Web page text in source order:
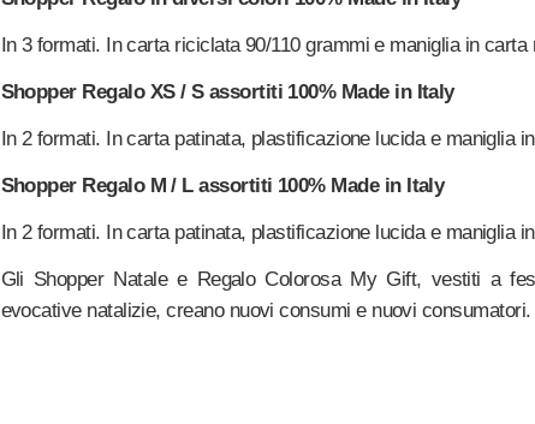
In 3 formati. In carta riciclata 90/110 grammi e maniglia in carta
Shopper Regalo XS / S assortiti 100% Made in Italy
In 2 formati. In carta patinata, plastificazione lucida e maniglia
Shopper Regalo M / L assortiti 100% Made in Italy
In 2 formati. In carta patinata, plastificazione lucida e maniglia
Gli Shopper Natale e Regalo Colorosa My Gift, vestiti a
evocative natalizie, creano nuovi consumi e nuovi consumatori.